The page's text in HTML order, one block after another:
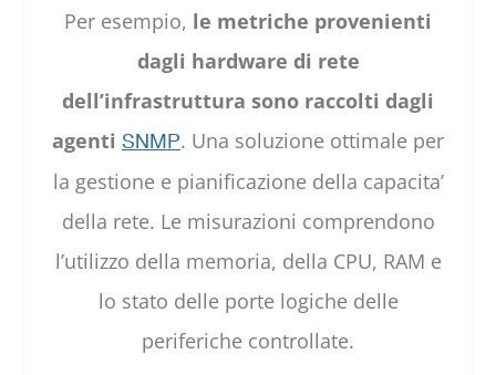
Per esempio, le metriche provenienti
dagli hardware di rete
dell’infrastruttura sono raccolti dagli
agenti SNMP. Una soluzione ottimale per
la gestione e pianificazione della capacita’
della rete. Le misurazioni comprendono
l’utilizzo della memoria, della CPU, RAM e
lo stato delle porte logiche delle
periferiche controllate.